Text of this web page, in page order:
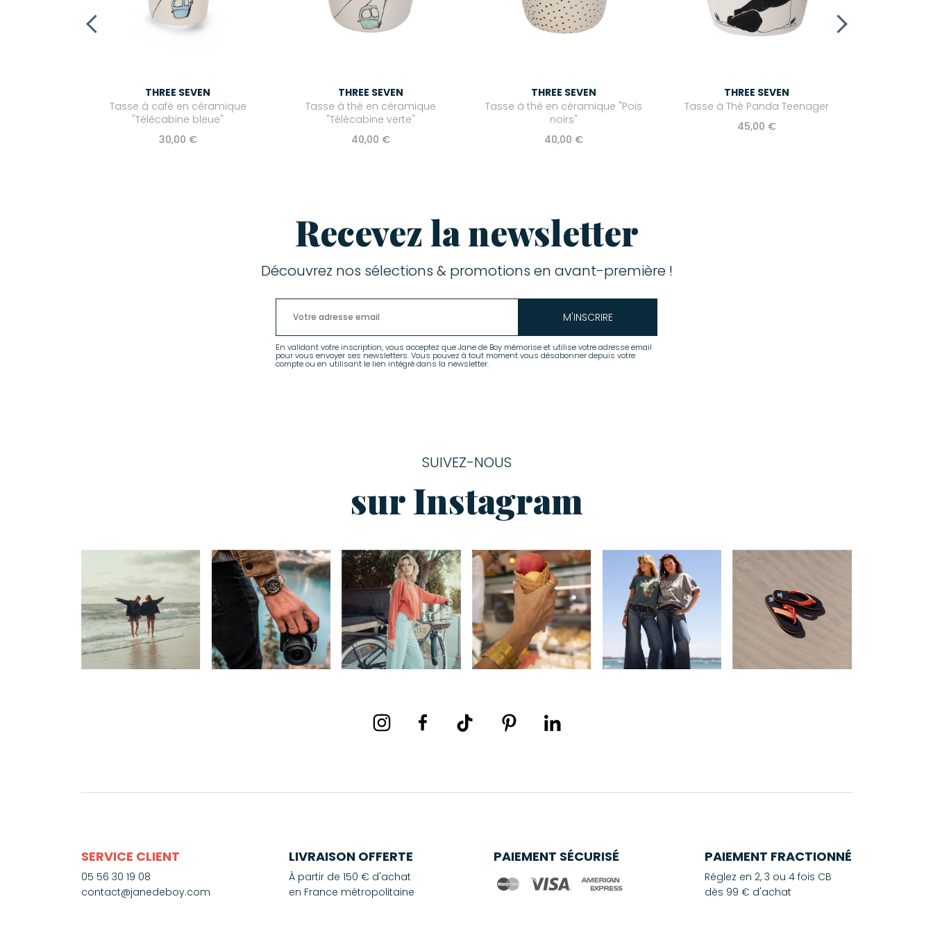
THREE SEVEN
Tasse à café en céramique
"Télécabine bleue"
30,00 €
THREE SEVEN
Tasse à thé en céramique
"Télécabine verte"
40,00 €
THREE SEVEN
Tasse à thé en céramique "Pois
noirs"
40,00 €
THREE SEVEN
Tasse à Thé Panda Teenager
45,00 €
Recevez la newsletter
Découvrez nos sélections & promotions en avant-première !
M'INSCRIRE
En validant votre inscription, vous acceptez que Jane de Boy mémorise et utilise votre adresse email
pour vous envoyer ses newsletters. Vous pouvez à tout moment vous désabonner depuis votre
compte ou en utilisant le lien intégré dans la newsletter.
SUIVEZ-NOUS
sur Instagram
SERVICE CLIENT
05 56 30 19 08
contact@janedeboy.com
LIVRAISON OFFERTE
À partir de 150 € d'achat
en France métropolitaine
PAIEMENT SÉCURISÉ PAIEMENT FRACTIONNÉ
Réglez en 2, 3 ou 4 fois CB
dès 99 € d'achat